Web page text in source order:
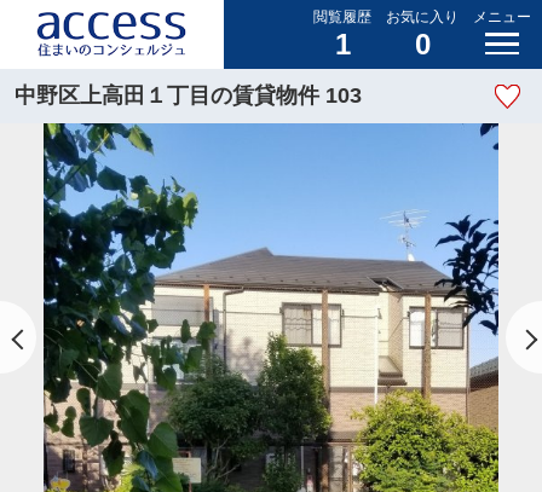
閲覧履歴
1
お気に入り
0
メニュー
中野区上高田１丁目の賃貸物件 103